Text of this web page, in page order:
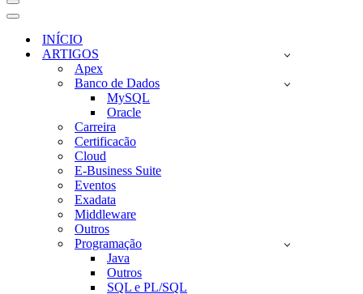
Menu
de
navegação
Menu
navegaçãoINÍCIO
ARTIGOS
Apex
Banco de Dados
MySQL
Oracle
Carreira
Certificacão
Cloud
E-Business Suite
Eventos
Exadata
Middleware
Outros
Programação
Java
Outros
SQL e PL/SQL